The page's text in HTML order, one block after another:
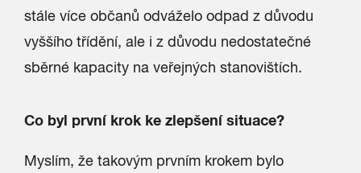
stále více občanů odváželo odpad z důvodu
vyššího třídění, ale i z důvodu nedostatečné
sběrné kapacity na veřejných stanovištích.
Co byl první krok ke zlepšení situace?
Myslím, že takovým prvním krokem bylo